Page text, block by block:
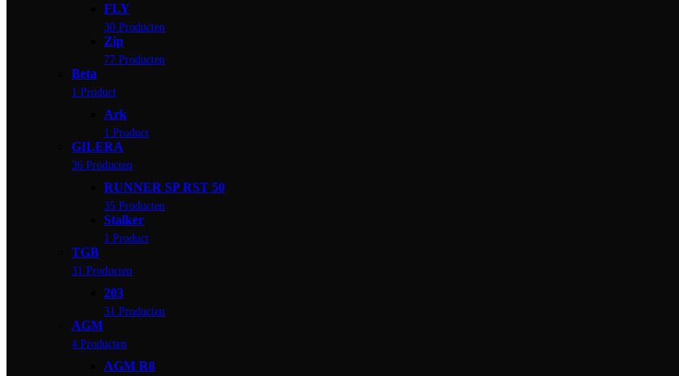
FLY
30 Producten
Zip
77 Producten
Beta
1 Product
Ark
1 Product
GILERA
36 Producten
RUNNER SP RST 50
35 Producten
Stalker
1 Product
TGB
31 Producten
203
31 Producten
AGM
4 Producten
AGM R8